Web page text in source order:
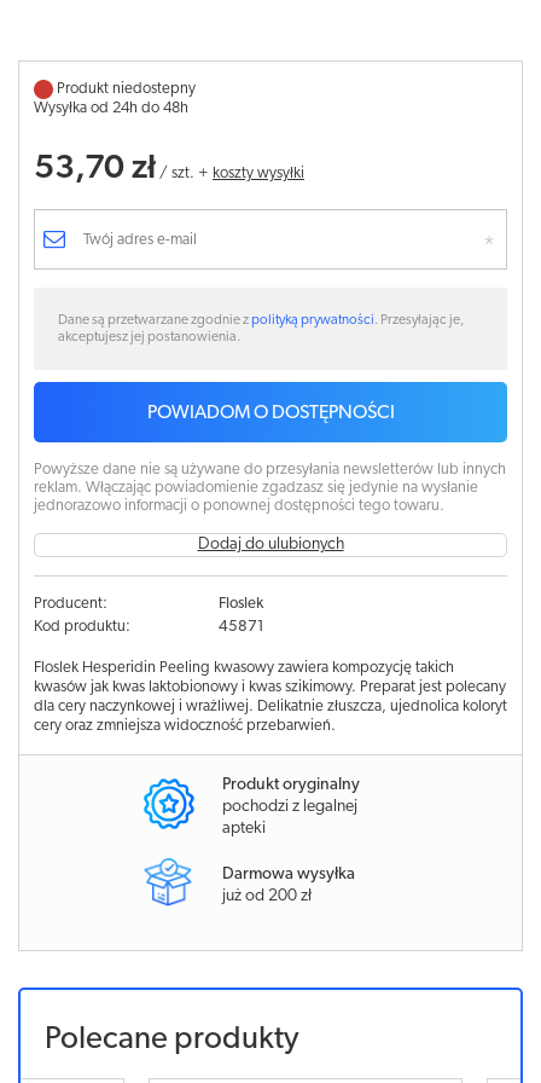
Produkt niedostepny
Wysyłka od 24h do 48h
53,70 zł / szt. + koszty wysyłki
Dane są przetwarzane zgodnie zpolityką prywatności. Przesyłając je,
akceptujesz jej postanowienia.
POWIADOM O DOSTĘPNOŚCI
Powyższe dane nie są używane do przesyłania newsletterów lub innych
reklam. Włączając powiadomienie zgadzasz się jedynie na wysłanie
jednorazowo informacji o ponownej dostępności tego towaru.
Dodaj do ulubionych
Producent:
Floslek
Kod produktu:
45871
Floslek Hesperidin Peeling kwasowy zawiera kompozycję takich
kwasów jak kwas laktobionowy i kwas szikimowy. Preparat jest polecany
dla cery naczynkowej i wrażliwej. Delikatnie złuszcza, ujednolica koloryt
cery oraz zmniejsza widoczność przebarwień.
Produkt oryginalny
pochodzi z legalnej
apteki
Darmowa wysyłka
już od 200 zł
Polecane produkty